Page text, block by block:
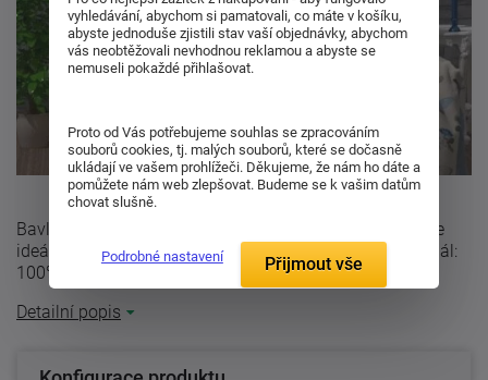
Bavlněné povlečení s motivem modrých motýlů a růží je
ideální pro každou romatickou duši mladé dívky. Materiál:
100% bavlnaDoporučeno prát ...
Detailní popis
vyhledávání, abychom si pamatovali, co máte v košíku,
abyste jednoduše zjistili stav vaší objednávky, abychom
vás neobtěžovali nevhodnou reklamou a abyste se
nemuseli pokaždé přihlašovat.
Proto od Vás potřebujeme souhlas se zpracováním
souborů cookies, tj. malých souborů, které se dočasně
ukládají ve vašem prohlížeči. Děkujeme, že nám ho dáte a
pomůžete nám web zlepšovat. Budeme se k vašim datům
chovat slušně.
Podrobné nastavení Přijmout vše